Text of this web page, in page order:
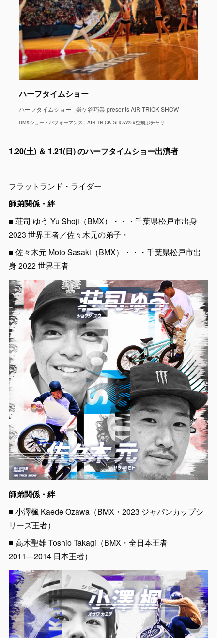
ハーフタイムショー
ハーフタイムショー - 鎌ケ谷巧業 presents AIR TRICK SHOW
BMXショー・パフォーマンス | AIR TRICK SHOW® #空飛ぶチャリ
1.20(土) ＆ 1.21(日) のハーフタイムショー出演者
フラットランド・ライダー
師弟関係・絆
■ 荘司 ゆう Yu Shoji（BMX）・・・千葉県松戸市出身
2023 世界王者／佐々木元の弟子・
■ 佐々木元 Moto Sasaki（BMX）・・・千葉県松戸市出
身 2022 世界王者
師弟関係・絆
■ 小澤楓 Kaede Ozawa（BMX・2023 ジャパンカップシ
リーズ王者）
■ 高木聖雄 Toshio Takagi（BMX・全日本王者
2011―2014 日本王者）